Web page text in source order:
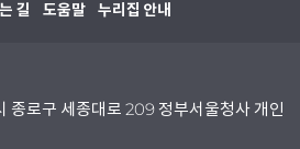
길 도움말 누리집 안내
종로구 세종대로 209 정부서울청사 개인